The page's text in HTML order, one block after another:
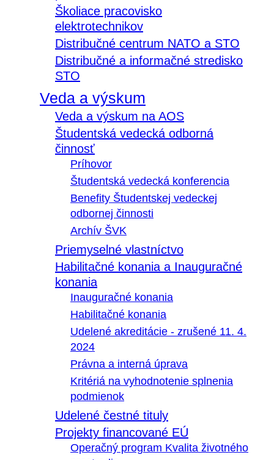
Školiace pracovisko
elektrotechnikov
Distribučné centrum NATO a STO
Distribučné a informačné stredisko
STO
Veda a výskum
Veda a výskum na AOS
Študentská vedecká odborná
činnosť
Príhovor
Študentská vedecká konferencia
Benefity Študentskej vedeckej
odbornej činnosti
Archív ŠVK
Priemyselné vlastníctvo
Habilitačné konania a Inauguračné
konania
Inauguračné konania
Habilitačné konania
Udelené akreditácie - zrušené 11. 4.
2024
Právna a interná úprava
Kritériá na vyhodnotenie splnenia
podmienok
Udelené čestné tituly
Projekty financované EÚ
Operačný program Kvalita životného